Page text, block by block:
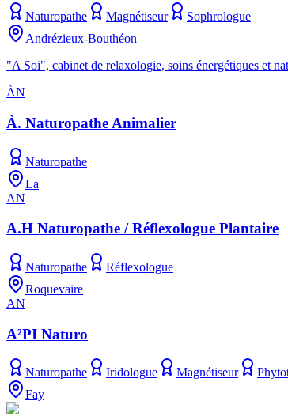
Naturopathe Magnétiseur
Sophrologue
Andrézieux-Bouthéon
"A Soi", cabinet de relaxologie, soins énergétiques et
ÀN
À. Naturopathe Animalier
Naturopathe
La
AN
A.H Naturopathe / Réflexologue Plantaire
Naturopathe
Réflexologue
Roquevaire
AN
A²PI Naturo
Naturopathe Iridologue Magnétiseur
Fay